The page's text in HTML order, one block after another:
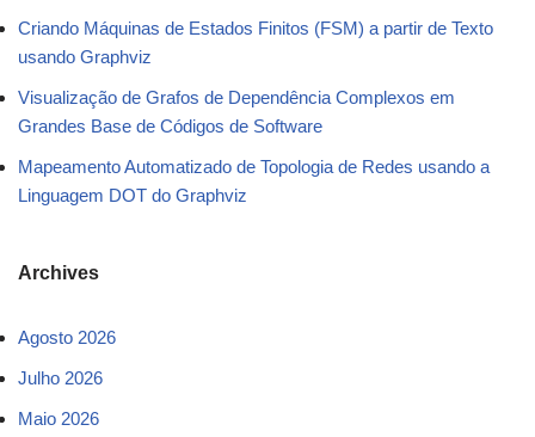
Criando Máquinas de Estados Finitos (FSM) a partir de Texto
usando Graphviz
Visualização de Grafos de Dependência Complexos em
Grandes Base de Códigos de Software
Mapeamento Automatizado de Topologia de Redes usando a
Linguagem DOT do Graphviz
Archives
Agosto 2026
Julho 2026
Maio 2026